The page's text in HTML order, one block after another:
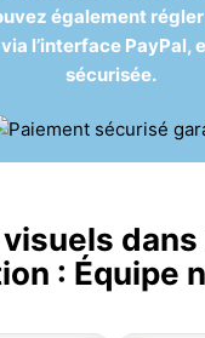
également
l’interface PayPal,
sécurisée.
dans
: Équipe